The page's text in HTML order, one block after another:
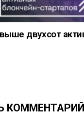
двухсот
КОММЕНТАРИЙ